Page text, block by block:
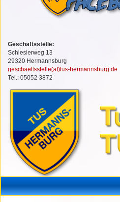
Geschäftsstelle:
Schlesierweg 13
29320 Hermannsburg
geschaeftsstelle(at)tus-hermannsburg.de
Tel.: 05052 3872